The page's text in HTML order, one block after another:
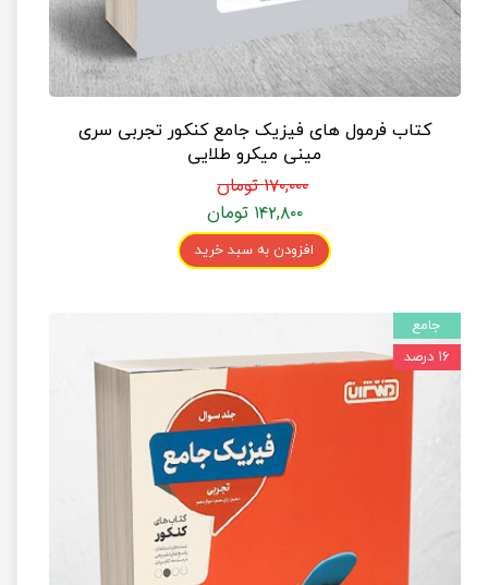
کتاب فرمول های فیزیک جامع کنکور تجربی سری
مینی میکرو طلایی
۱۷۰,۰۰۰ تومان
۱۴۲,۸۰۰ تومان
افزودن به سبد خرید
جامع
۱۶ درصد